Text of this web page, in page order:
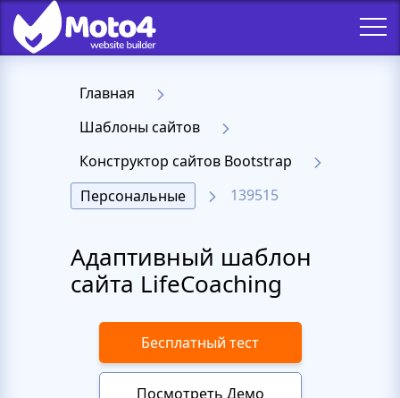
Главная
Шаблоны сайтов
Конструктор сайтов Bootstrap
Персональные
139515
Адаптивный шаблон
сайта LifeCoaching
Бесплатный тест
Посмотреть Демо